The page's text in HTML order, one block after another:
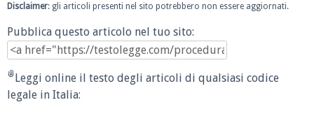
Disclaimer: gli articoli presenti nel sito potrebbero non essere aggiornati.
Pubblica questo articolo nel tuo sito:
Leggi online il testo degli articoli di qualsiasi codice
legale in Italia: